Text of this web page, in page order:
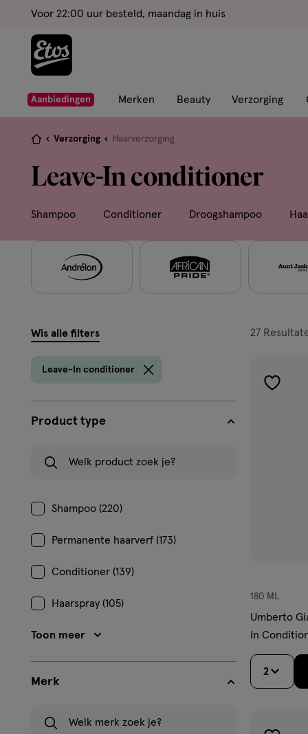
ga
de
hoofd
ga
naar
de
ga
naar
footer
Voor 22:00 uur besteld, maandag in huis
Aanbiedingen Merken Beauty Verzorging
Je
hier:
Verzorging Haarverzorging
Leave-In conditioner
Shampoo Conditioner Droogshampoo
filters
Wis alle filters
Leave-In conditioner
Product type
Shampoo (220)
Permanente haarverf (173)
Conditioner (139)
Haarspray (105)
Toon meer
Merk
27
180 ML
Umberto
In
2